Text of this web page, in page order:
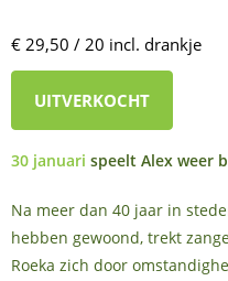
€ 29,50 / 20 incl. drankje
UITVERKOCHT
30 januari speelt Alex weer
Na meer dan 40 jaar in
hebben gewoond, trekt
Roeka zich door